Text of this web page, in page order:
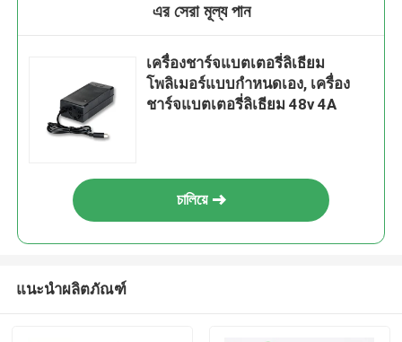
এর সেরা মূল্য পান
เครื่องชาร์จแบตเตอรี่ลิเธียม
โพลิเมอร์แบบกำหนดเอง, เครื่อง
ชาร์จแบตเตอรี่ลิเธียม 48v 4A
চালিয়ে
แนะนำผลิตภัณฑ์